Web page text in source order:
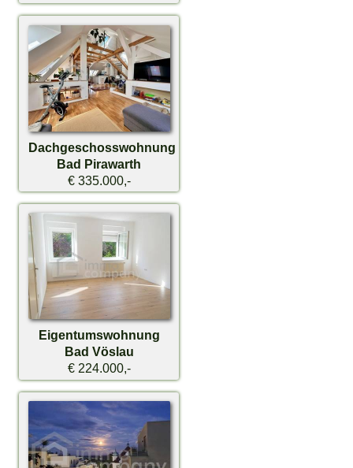
Dachgeschosswohnung
Bad Pirawarth
€ 335.000,-
Eigentumswohnung
Bad Vöslau
€ 224.000,-